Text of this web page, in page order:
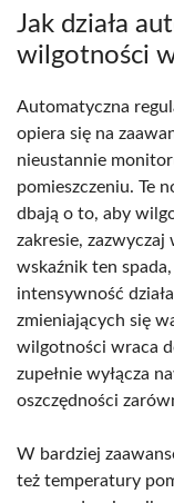
Jak działa
wilgotności
Automatyczna
opiera się na
nieustannie
pomieszczeniu. Te
dbają o to, aby
zakresie, zazwyczaj
wskaźnik ten
intensywność
zmieniających się
wilgotności wraca
zupełnie wyłącza
oszczędności
W bardziej
też temperatury